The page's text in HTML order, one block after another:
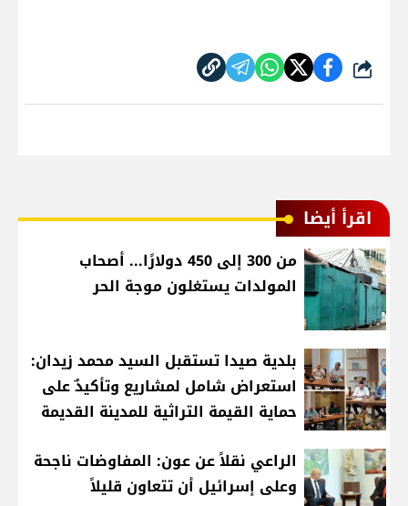
شارك
اقرأ أيضا
من 300 إلى 450 دولارًا... أصحاب
المولدات يستغلون موجة الحر
بلدية صيدا تستقبل السيد محمد زيدان:
استعراض شامل لمشاريع وتأكيدٌ على
حماية القيمة التراثية للمدينة القديمة
الراعي نقلاً عن عون: المفاوضات ناجحة
وعلى إسرائيل أن تتعاون قليلاً